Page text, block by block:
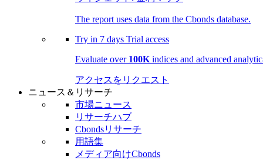
The report uses data from the Cbonds database.
Try in 7 days Trial access
Evaluate over 100K indices and advanced
アクセスをリクエスト
ニュース＆リサーチ
市場ニュース
リサーチハブ
Cbondsリサーチ
用語集
メディア向けCbonds